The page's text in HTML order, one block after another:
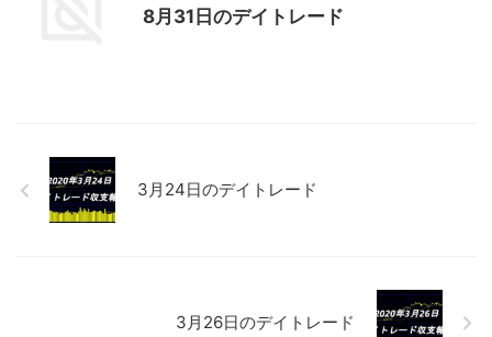
8月31日のデイトレード
3月24日のデイトレード
3月26日のデイトレード